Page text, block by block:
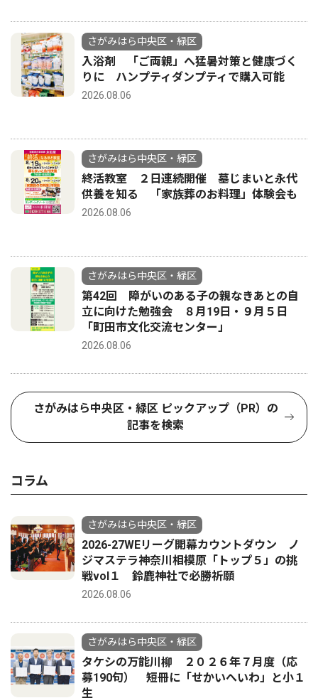
さがみはら中央区・緑区
入浴剤 「ご両親」へ猛暑対策と健康づく
りに ハンプティダンプティで購入可能
2026.08.06
さがみはら中央区・緑区
終活教室 ２日連続開催 墓じまいと永代
供養を知る 「家族葬のお料理」体験会も
2026.08.06
さがみはら中央区・緑区
第42回 障がいのある子の親なきあとの自
立に向けた勉強会 ８月19日・９月５日
「町田市文化交流センター」
2026.08.06
さがみはら中央区・緑区 ピックアップ（PR）の
記事を検索
コラム
さがみはら中央区・緑区
2026-27WEリーグ開幕カウントダウン ノ
ジマステラ神奈川相模原「トップ５」の挑
戦vol１ 鈴鹿神社で必勝祈願
2026.08.06
さがみはら中央区・緑区
タケシの万能川柳 ２０２６年７月度（応
募190句） 短冊に「せかいへいわ」と小１
生